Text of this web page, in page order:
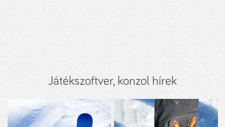
Játékszoftver, konzol hírek